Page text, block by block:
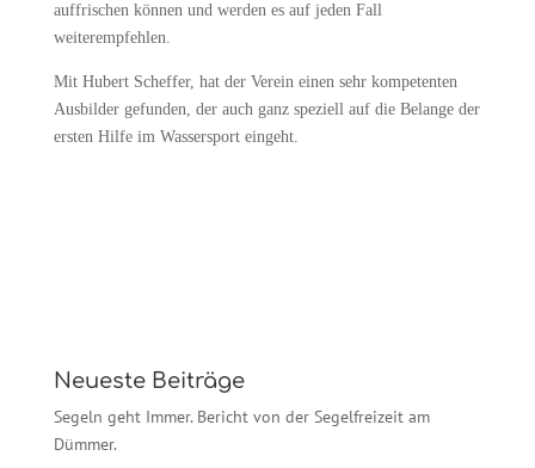
auffrischen können und werden es auf jeden Fall
weiterempfehlen.
Mit Hubert Scheffer, hat der Verein einen sehr kompetenten
Ausbilder gefunden, der auch ganz speziell auf die Belange der
ersten Hilfe im Wassersport eingeht.
Neueste Beiträge
Segeln geht Immer. Bericht von der Segelfreizeit am
Dümmer.